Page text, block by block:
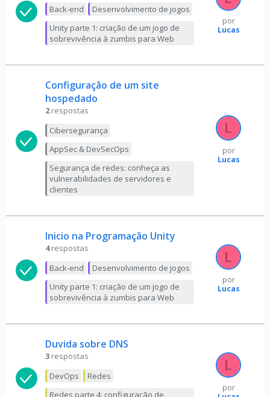
Back-end
Desenvolvimento de jogos
Unity parte 1: criação de um jogo de
sobrevivência à zumbis para Web
por
Lucas
Configuração de um site
hospedado
2 respostas
Cibersegurança
AppSec & DevSecOps
Segurança de redes: conheça as
vulnerabilidades de servidores e
clientes
por
Lucas
Inicio na Programação Unity
4 respostas
Back-end
Desenvolvimento de jogos
Unity parte 1: criação de um jogo de
sobrevivência à zumbis para Web
por
Lucas
Duvida sobre DNS
3 respostas
DevOps
Redes
Redes parte 4: configuração de
por